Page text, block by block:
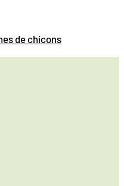
de chicons